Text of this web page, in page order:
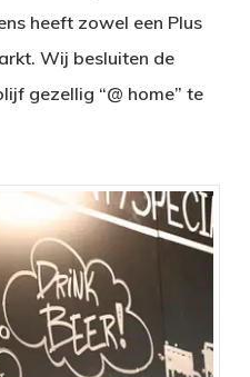
heeft zowel een Plus
Wij besluiten de
gezellig “@ home” te